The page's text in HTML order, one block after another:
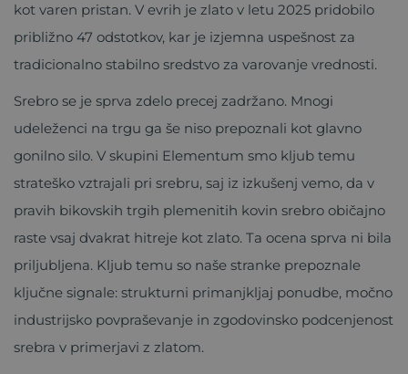
kot varen pristan. V evrih je zlato v letu 2025 pridobilo
približno 47 odstotkov, kar je izjemna uspešnost za
tradicionalno stabilno sredstvo za varovanje vrednosti.
Srebro se je sprva zdelo precej zadržano. Mnogi
udeleženci na trgu ga še niso prepoznali kot glavno
gonilno silo. V skupini Elementum smo kljub temu
strateško vztrajali pri srebru, saj iz izkušenj vemo, da v
pravih bikovskih trgih plemenitih kovin srebro običajno
raste vsaj dvakrat hitreje kot zlato. Ta ocena sprva ni bila
priljubljena. Kljub temu so naše stranke prepoznale
ključne signale: strukturni primanjkljaj ponudbe, močno
industrijsko povpraševanje in zgodovinsko podcenjenost
srebra v primerjavi z zlatom.